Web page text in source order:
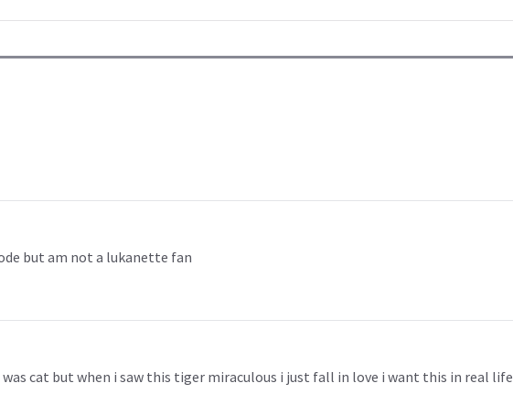
but am not a lukanette fan
cat but when i saw this tiger miraculous i just fall in love i want this in real life